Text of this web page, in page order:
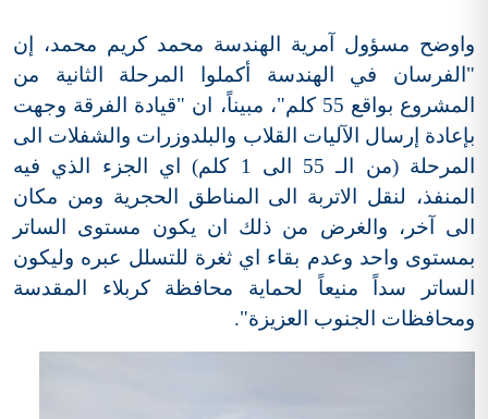
واوضح مسؤول آمرية الهندسة محمد كريم محمد، إن
"الفرسان في الهندسة أكملوا المرحلة الثانية من
المشروع بواقع 55 كلم"، مبيناً، ان "قيادة الفرقة وجهت
بإعادة إرسال الآليات القلاب والبلدوزرات والشفلات الى
المرحلة (من الـ 55 الى 1 كلم) اي الجزء الذي فيه
المنفذ، لنقل الاتربة الى المناطق الحجرية ومن مكان
الى آخر، والغرض من ذلك ان يكون مستوى الساتر
بمستوى واحد وعدم بقاء اي ثغرة للتسلل عبره وليكون
الساتر سداً منيعاً لحماية محافظة كربلاء المقدسة
ومحافظات الجنوب العزيزة".